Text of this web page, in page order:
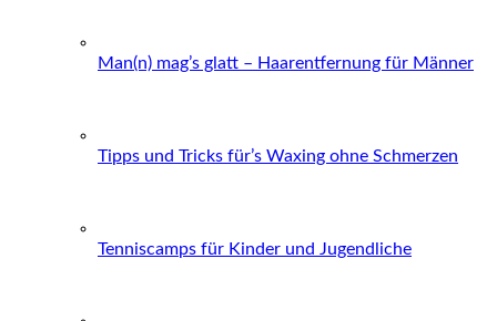
Man(n) mag’s glatt – Haarentfernung für Männer
Tipps und Tricks für’s Waxing ohne Schmerzen
Tenniscamps für Kinder und Jugendliche